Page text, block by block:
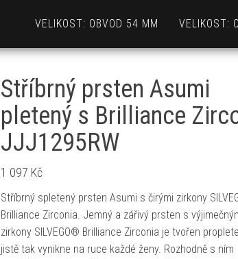
VELIKOST: OBVOD 54 MM VELIKOST:
Stříbrný prsten Asumi
pletený s Brilliance
JJJ1295RW
1 097 Kč
Stříbrný spletený prsten Asumi s čirými zirkony
Brilliance Zirconia. Jemný a zářivý prsten s
zirkony SILVEGO® Brilliance Zirconia je tvořen
jistě tak vynikne na ruce každé ženy. Rozhodně s ním